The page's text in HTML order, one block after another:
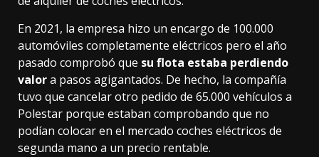
En 2021, la empresa hizo un encargo de 100.000
automóviles completamente eléctricos pero el año
pasado comprobó que su flota estaba perdiendo
valora pasos agigantados. De hecho, la compañía
tuvo que cancelar otro pedido de 65.000 vehículos a
Polestar porque estaban comprobando que no
podían colocar en el mercado coches eléctricos de
segunda mano a un precio rentable.